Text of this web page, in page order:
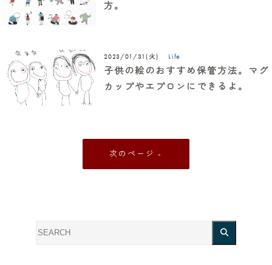
方。
2023/01/31(火) Life
子供の絵のおすすめ保管方法。マグ
カップやエプロンにできるよ。
»